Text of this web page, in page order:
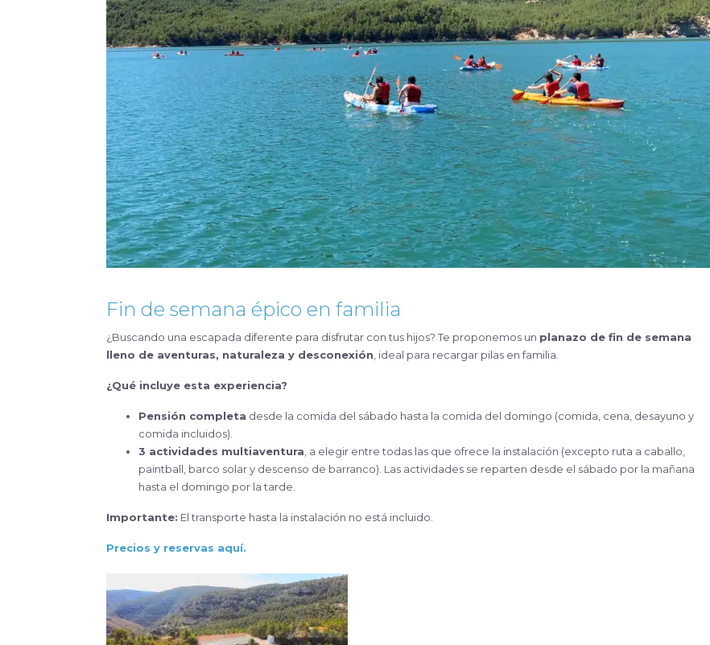
Fin de semana épico en familia
¿Buscando una escapada diferente para disfrutar con tus hijos? Te proponemos un planazo de fin de semana
lleno de aventuras, naturaleza y desconexión, ideal para recargar pilas en familia.
¿Qué incluye esta experiencia?
Pensión completa desde la comida del sábado hasta la comida del domingo (comida, cena, desayuno y
comida incluidos).
3 actividades multiaventura, a elegir entre todas las que ofrece la instalación (excepto ruta a caballo,
paintball, barco solar y descenso de barranco). Las actividades se reparten desde el sábado por la mañana
hasta el domingo por la tarde.
Importante: El transporte hasta la instalación no está incluido.
Precios y reservas aquí.